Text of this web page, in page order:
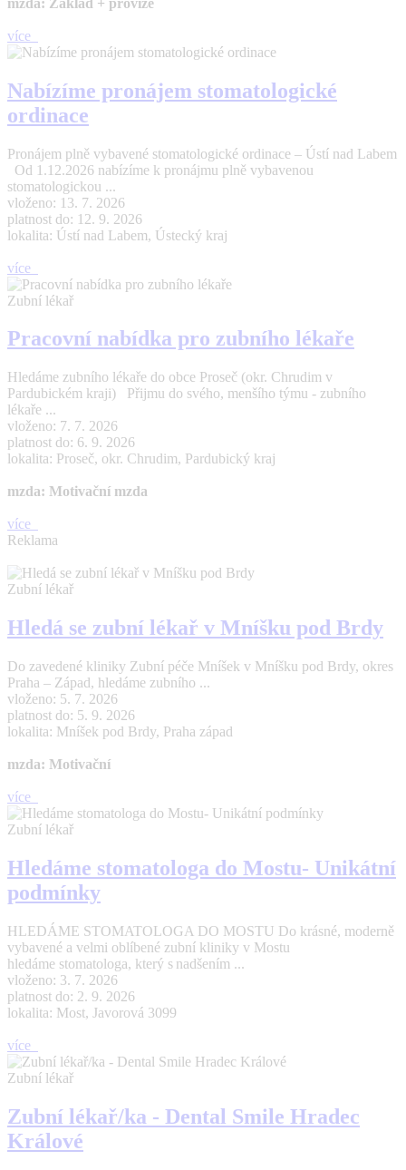
více
Nabízíme pronájem stomatologické
ordinace
Pronájem plně vybavené stomatologické ordinace – Ústí nad Labem
Od 1.12.2026 nabízíme k pronájmu plně vybavenou
stomatologickou ...
vloženo: 13. 7. 2026
platnost do: 12. 9. 2026
lokalita: Ústí nad Labem, Ústecký kraj
více
Zubní lékař
Pracovní nabídka pro zubního lékaře
Hledáme zubního lékaře do obce Proseč (okr. Chrudim v
Pardubickém kraji) Přijmu do svého, menšího týmu - zubního
lékaře ...
vloženo: 7. 7. 2026
platnost do: 6. 9. 2026
lokalita: Proseč, okr. Chrudim, Pardubický kraj
mzda: Motivační mzda
více
Reklama
Zubní lékař
Hledá se zubní lékař v Mníšku pod Brdy
Do zavedené kliniky Zubní péče Mníšek v Mníšku pod Brdy, okres
Praha – Západ, hledáme zubního ...
vloženo: 5. 7. 2026
platnost do: 5. 9. 2026
lokalita: Mníšek pod Brdy, Praha západ
mzda: Motivační
více
Zubní lékař
Hledáme stomatologa do Mostu- Unikátní
podmínky
HLEDÁME STOMATOLOGA DO MOSTU Do krásné, moderně
vybavené a velmi oblíbené zubní kliniky v Mostu
hledáme stomatologa, který s nadšením ...
vloženo: 3. 7. 2026
platnost do: 2. 9. 2026
lokalita: Most, Javorová 3099
více
Zubní lékař
Zubní lékař/ka - Dental Smile Hradec
Králové